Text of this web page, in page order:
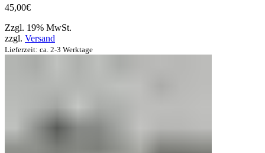
45,00€
Zzgl. 19% MwSt.
zzgl. Versand
Lieferzeit: ca. 2-3 Werktage